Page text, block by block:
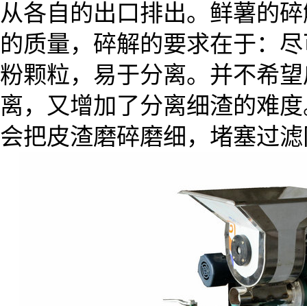
从各自的出口排出。鲜薯的
的质量，碎解的要求在于：
粉颗粒，易于分离。并不希
离，又增加了分离细渣的难
会把皮渣磨碎磨细，堵塞过